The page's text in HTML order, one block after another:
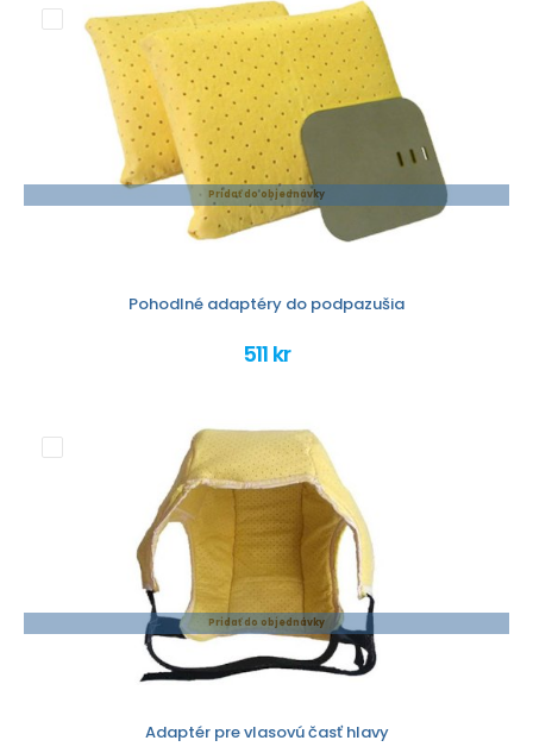
Pridať do objednávky
Pohodlné adaptéry do podpazušia
511 kr
Pridať do objednávky
Adaptér pre vlasovú časť hlavy